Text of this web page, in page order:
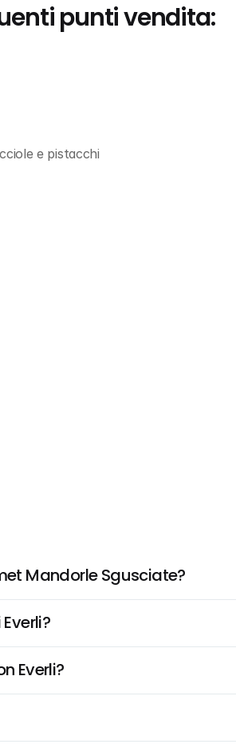
punti vendita:
e pistacchi
Mandorle Sgusciate?
Everli?